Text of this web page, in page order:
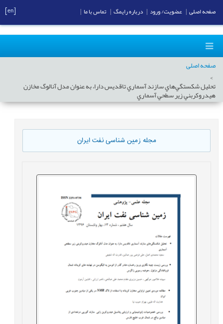
صفحه اصلی
تحليل شکستگي‌هاي سازند آسماري تاقديس دارا، به عنوان مدل آنالوگ مخازن
هيدروکربني زير سطحي آسماري
مجله زمین شناسی نفت ایران
صفحه اصلی عضویت/ ورود درباره رایمگ تماس با ما